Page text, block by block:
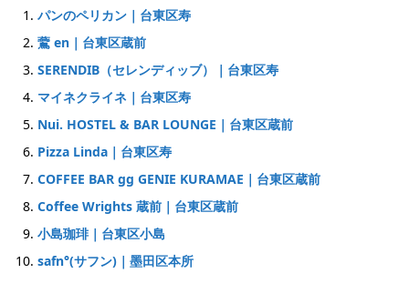
パンのペリカン｜台東区寿
鷰 en｜台東区蔵前
SERENDIB（セレンディッブ）｜台東区寿
マイネクライネ｜台東区寿
Nui. HOSTEL & BAR LOUNGE｜台東区蔵前
Pizza Linda｜台東区寿
COFFEE BAR gg GENIE KURAMAE｜台東区蔵前
Coffee Wrights 蔵前｜台東区蔵前
小島珈琲｜台東区小島
safn°(サフン)｜墨田区本所